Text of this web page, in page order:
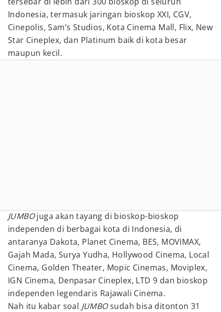
Indonesia, termasuk jaringan bioskop XXI, CGV,
Cinepolis, Sam’s Studios, Kota Cinema Mall, Flix, New
Star Cineplex, dan Platinum baik di kota besar
maupun kecil.
JUMBOjuga akan tayang di bioskop-bioskop
independen di berbagai kota di Indonesia, di
antaranya Dakota, Planet Cinema, BES, MOVIMAX,
Gajah Mada, Surya Yudha, Hollywood Cinema, Local
Cinema, Golden Theater, Mopic Cinemas, Moviplex,
IGN Cinema, Denpasar Cineplex, LTD 9 dan bioskop
independen legendaris Rajawali Cinema.
Nah itu kabar soal JUMBOsudah bisa ditonton 31